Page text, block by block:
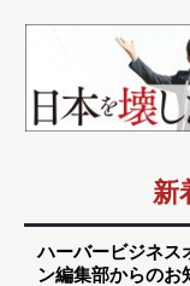
新
ハーバービジネス
ン編集部からのお